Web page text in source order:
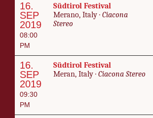
16.
SEP
2019
08:00
PM
Südtirol Fes­ti­val
Mer­a­no, Italy · Cia­cona
Stereo
16.
SEP
2019
09:30
PM
Südtirol Fes­ti­val
Mer­an, Italy · Cia­cona Stereo